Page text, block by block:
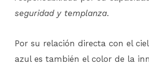
seguridad y templanza.
Por su relación directa con el
azul es también el color de la